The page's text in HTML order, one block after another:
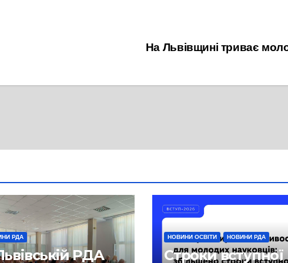
На Львівщині триває
РДА
РДА
НОВИНИ ОСВІТИ НОВИНИ РДА
Строки вступної